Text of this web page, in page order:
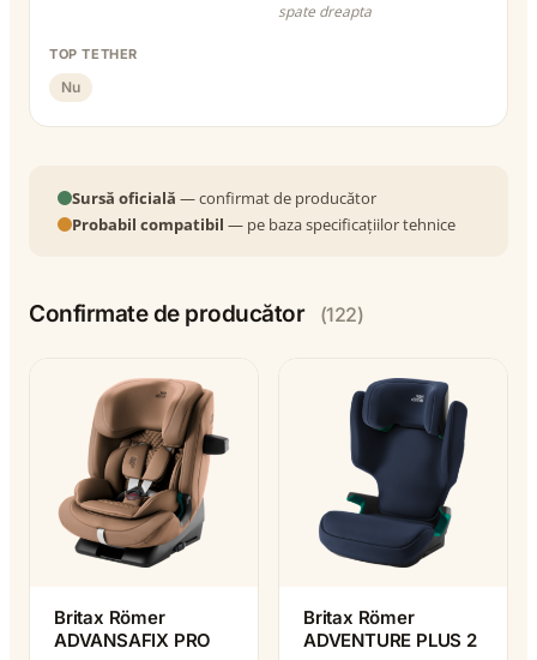
spate dreapta
TOP TETHER
Nu
Sursă oficială — confirmat de producător
Probabil compatibil — pe baza specificațiilor tehnice
Confirmate de producător (122)
Britax Römer
ADVANSAFIX PRO
Britax Römer
ADVENTURE PLUS 2